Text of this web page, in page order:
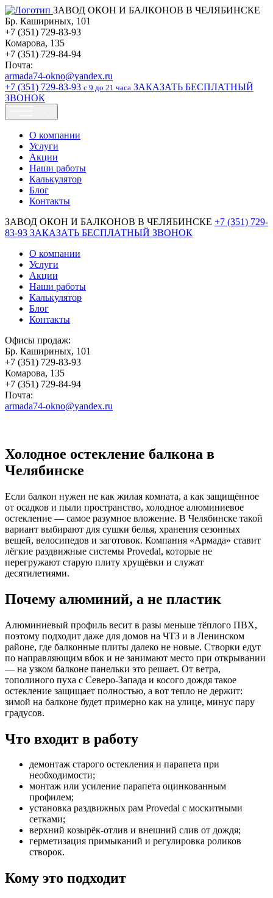
ЗАВОД ОКОН И БАЛКОНОВ В ЧЕЛЯБИНСКЕ
Бр. Кашириных, 101
+7 (351) 729-83-93
Комарова, 135
+7 (351) 729-84-94
Почта:
armada74-okno@yandex.ru
+7 (351) 729-83-93 c 9 до 21 часа ЗАКАЗАТЬ БЕСПЛАТНЫЙ
ЗВОНОК
О компании
Услуги
Акции
Наши работы
Калькулятор
Блог
Контакты
ЗАВОД ОКОН И БАЛКОНОВ В ЧЕЛЯБИНСКЕ +7 (351) 729-
83-93 ЗАКАЗАТЬ БЕСПЛАТНЫЙ ЗВОНОК
О компании
Услуги
Акции
Наши работы
Калькулятор
Блог
Контакты
Офисы продаж:
Бр. Кашириных, 101
+7 (351) 729-83-93
Комарова, 135
+7 (351) 729-84-94
Почта:
armada74-okno@yandex.ru
Холодное остекление балкона в
Челябинске
Если балкон нужен не как жилая комната, а как защищённое
от осадков и пыли пространство, холодное алюминиевое
остекление — самое разумное вложение. В Челябинске такой
вариант выбирают для сушки белья, хранения сезонных
вещей, велосипедов и заготовок. Компания «Армада» ставит
лёгкие раздвижные системы Provedal, которые не
перегружают старую плиту хрущёвки и служат
десятилетиями.
Почему алюминий, а не пластик
Алюминиевый профиль весит в разы меньше тёплого ПВХ,
поэтому подходит даже для домов на ЧТЗ и в Ленинском
районе, где балконные плиты далеко не новые. Створки едут
по направляющим вбок и не занимают место при открывании
— на узком балконе панельки это решает. От ветра,
тополиного пуха с Северо-Запада и косого дождя такое
остекление защищает полностью, а вот тепло не держит:
зимой на балконе будет примерно как на улице, минус пару
градусов.
Что входит в работу
демонтаж старого остекления и парапета при
необходимости;
монтаж или усиление парапета оцинкованным
профилем;
установка раздвижных рам Provedal с москитными
сетками;
верхний козырёк-отлив и внешний слив от дождя;
герметизация примыканий и регулировка роликов
створок.
Кому это подходит